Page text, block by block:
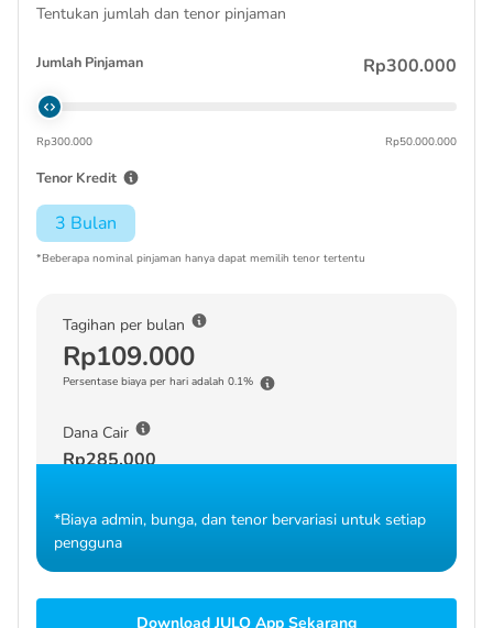
Tentukan jumlah dan tenor pinjaman
Jumlah Pinjaman Rp300.000
Rp300.000 Rp50.000.000
Tenor Kredit
3 Bulan
*Beberapa nominal pinjaman hanya dapat memilih tenor tertentu
Tagihan per bulan
Rp109.000
Persentase biaya per hari adalah 0.1%
Dana Cair
Rp285.000
*Biaya admin, bunga, dan tenor bervariasi untuk setiap
pengguna
Download JULO App Sekarang